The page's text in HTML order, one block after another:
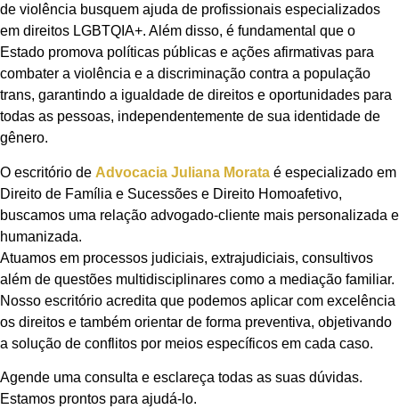
de violência busquem ajuda de profissionais especializados
em direitos LGBTQIA+. Além disso, é fundamental que o
Estado promova políticas públicas e ações afirmativas para
combater a violência e a discriminação contra a população
trans, garantindo a igualdade de direitos e oportunidades para
todas as pessoas, independentemente de sua identidade de
gênero.
O escritório de Advocacia Juliana Morata é especializado em
Direito de Família e Sucessões e Direito Homoafetivo,
buscamos uma relação advogado-cliente mais personalizada e
humanizada.
Atuamos em processos judiciais, extrajudiciais, consultivos
além de questões multidisciplinares como a mediação familiar.
Nosso escritório acredita que podemos aplicar com excelência
os direitos e também orientar de forma preventiva, objetivando
a solução de conflitos por meios específicos em cada caso.
Agende uma consulta e esclareça todas as suas dúvidas.
Estamos prontos para ajudá-lo.